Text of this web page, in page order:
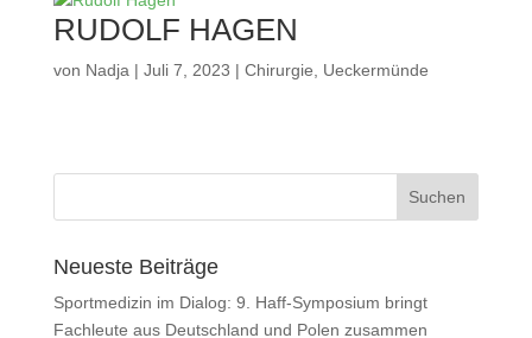
RUDOLF HAGEN
von Nadja | Juli 7, 2023 | Chirurgie Ueckermünde
Neueste Beiträge
Sportmedizin im Dialog: 9. Haff-Symposium bringt
Fachleute aus Deutschland und Polen zusammen